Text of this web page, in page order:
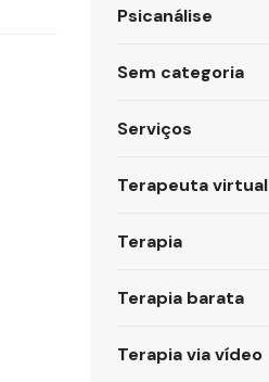
Psicanálise
Sem categoria
Serviços
Terapeuta virtual
Terapia
Terapia barata
Terapia via vídeo